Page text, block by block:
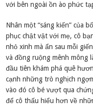
với bên ngoài ồn ào phức
Nhân một “sáng kiến” của
phục chật vật với mẹ, cô
nhỏ xinh mà ẩn sau mỗi
và đồng ruộng mênh mông
đầu tiên khám phá quê
cạnh những trò nghịch
vào đó cô bé vượt qua
để cô thấu hiểu hơn về